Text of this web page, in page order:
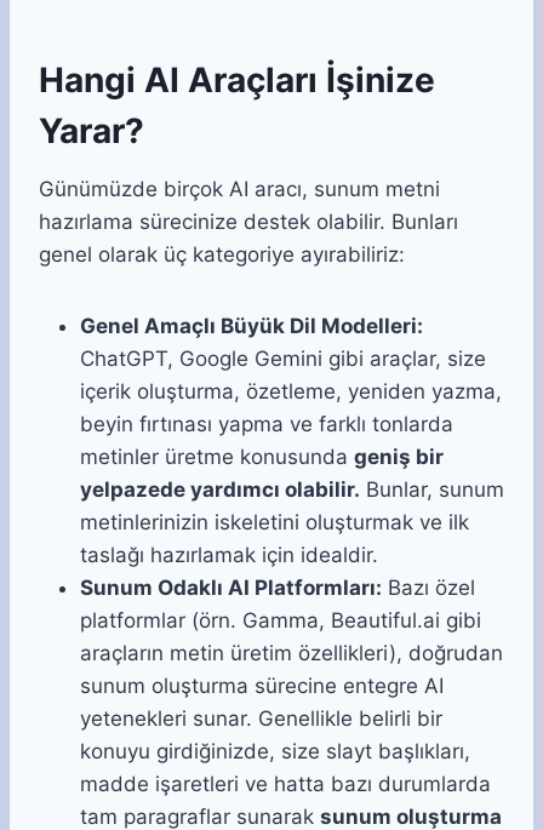
Hangi AI Araçları İşinize
Yarar?
Günümüzde birçok AI aracı, sunum metni
hazırlama sürecinize destek olabilir. Bunları
genel olarak üç kategoriye ayırabiliriz:
Genel Amaçlı Büyük Dil Modelleri:
ChatGPT, Google Gemini gibi araçlar, size
içerik oluşturma, özetleme, yeniden yazma,
beyin fırtınası yapma ve farklı tonlarda
metinler üretme konusunda geniş bir
yelpazede yardımcı olabilir. Bunlar, sunum
metinlerinizin iskeletini oluşturmak ve ilk
taslağı hazırlamak için idealdir.
Sunum Odaklı AI Platformları: Bazı özel
platformlar (örn. Gamma, Beautiful.ai gibi
araçların metin üretim özellikleri), doğrudan
sunum oluşturma sürecine entegre AI
yetenekleri sunar. Genellikle belirli bir
konuyu girdiğinizde, size slayt başlıkları,
madde işaretleri ve hatta bazı durumlarda
tam paragraflar sunarak sunum oluşturma